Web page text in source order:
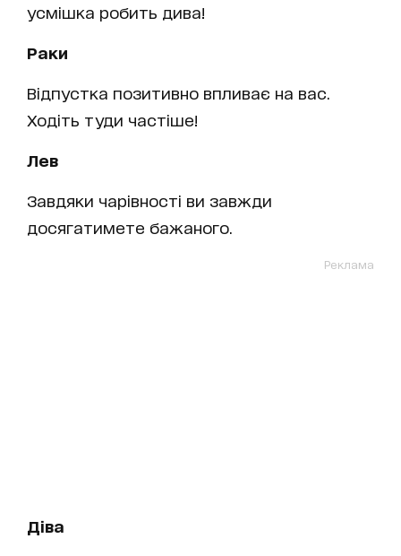
усмішка робить дива!
Раки
Відпустка позитивно впливає на вас.
Ходіть туди частіше!
Лев
Завдяки чарівності ви завжди
досягатимете бажаного.
Реклама
Діва